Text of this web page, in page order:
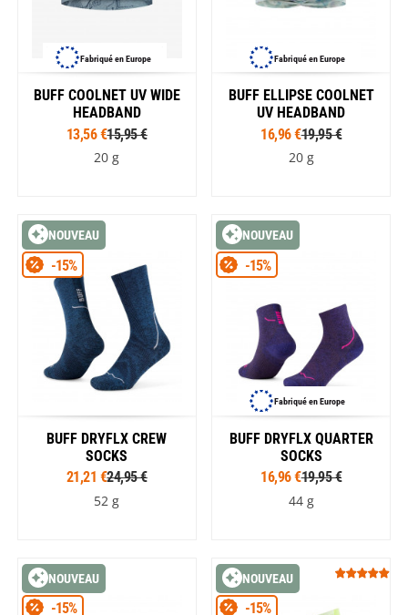
Fabriqué en Europe
BUFF COOLNET UV WIDE
HEADBAND
13,56 €15,95 €
20 g
Fabriqué en Europe
BUFF ELLIPSE COOLNET
UV HEADBAND
16,96 €19,95 €
20 g
NOUVEAU
BUFF DRYFLX CREW
SOCKS
21,21 €24,95 €
-15%
52 g
NOUVEAU
Fabriqué en Europe
BUFF DRYFLX QUARTER
SOCKS
16,96 €19,95 €
-15%
44 g
NOUVEAU
-15%
NOUVEAU
-15%